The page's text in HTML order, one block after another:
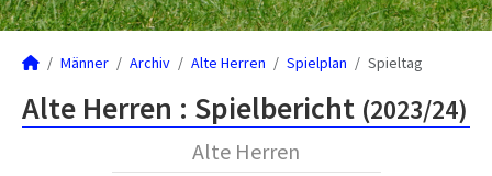
Männer Archiv Alte Herren Spielplan Spieltag
Alte Herren : Spielbericht (2023/24)
Alte Herren